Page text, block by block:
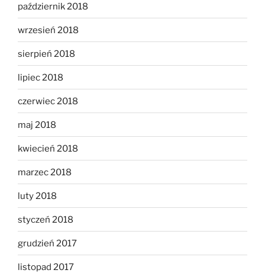
październik 2018
wrzesień 2018
sierpień 2018
lipiec 2018
czerwiec 2018
maj 2018
kwiecień 2018
marzec 2018
luty 2018
styczeń 2018
grudzień 2017
listopad 2017